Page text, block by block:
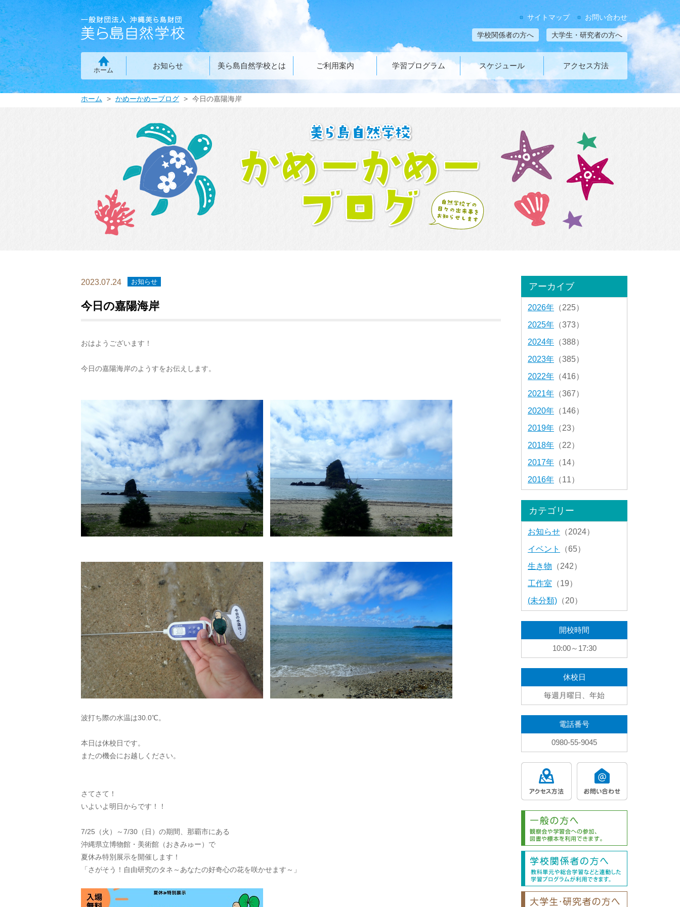
お問い合わせ
サイトマップ
大学生・研究者の方へ
学校関係者の方へ
ホーム
お知らせ 美ら島自然学校とは ご利用案内 学習プログラム スケジュール アクセス方法
ホーム かめーかめーブログ 今日の嘉陽海岸
2023.07.24 お知らせ
今日の嘉陽海岸
おはようございます！
今日の嘉陽海岸のようすをお伝えします。
波打ち際の水温は30.0℃。
本日は休校日です。
またの機会にお越しください。
さてさて！
いよいよ明日からです！！
7/25（火）～7/30（日）の期間、那覇市にある
沖縄県立博物館・美術館（おきみゅー）で
夏休み特別展示を開催します！
「さがそう！自由研究のタネ～あなたの好奇心の花を咲かせます～」
アーカイブ
2026年 （225）
2025年 （373）
2024年 （388）
2023年 （385）
2022年 （416）
2021年 （367）
2020年 （146）
2019年 （23）
2018年 （22）
2017年 （14）
2016年 （11）
カテゴリー
お知らせ （2024）
イベント
（65）
生き物 （242）
工作室 （19）
(未分類) （20）
開校時間
10:00～17:30
休校日
毎週月曜日、年始
電話番号
0980-55-9045